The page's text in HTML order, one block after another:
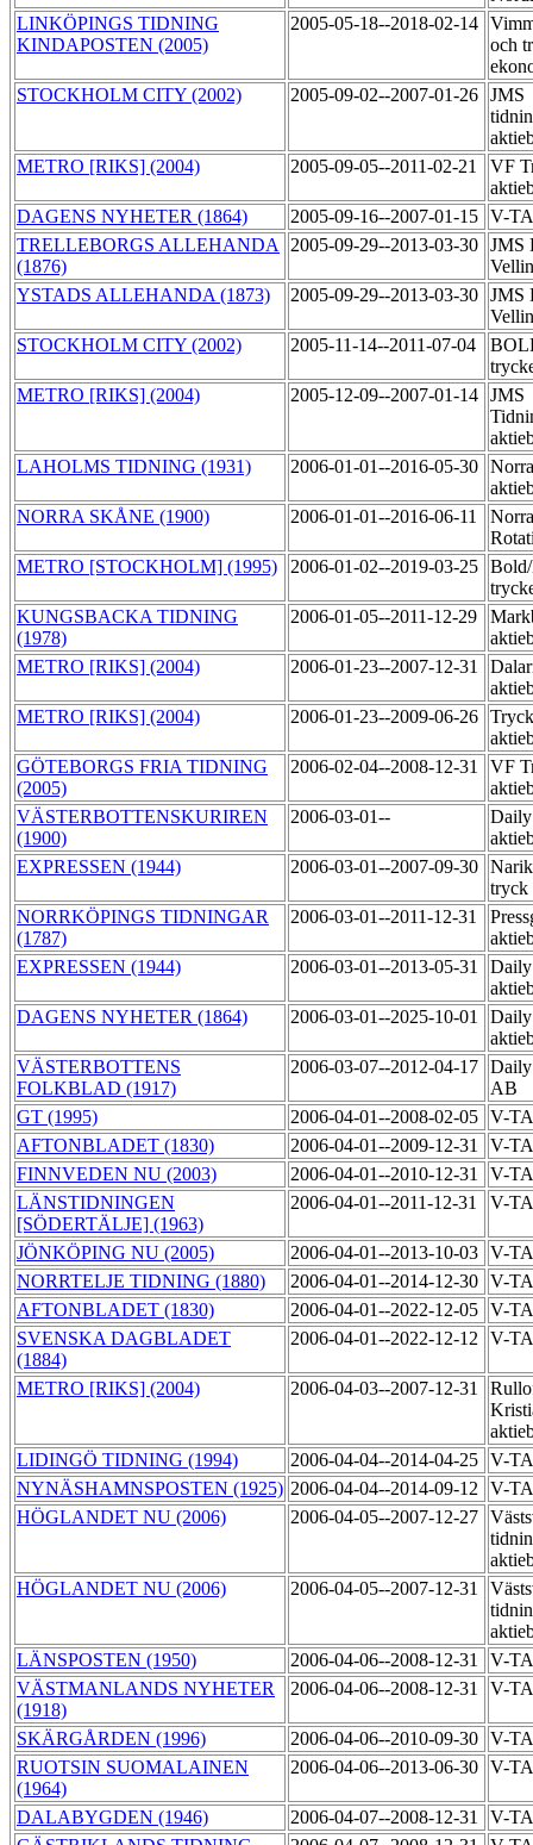
LINKÖPINGS TIDNING
KINDAPOSTEN (2005)
2005-05-18--2018-02-14
och
STOCKHOLM CITY (2002)
2005-09-02--2007-01-26 JMS
METRO [RIKS] (2004)
2005-09-05--2011-02-21
VF
DAGENS NYHETER (1864)
2005-09-16--2007-01-15 V-
TRELLEBORGS ALLEHANDA
(1876)
2005-09-29--2013-03-30 JMS
YSTADS ALLEHANDA (1873)
2005-09-29--2013-03-30 JMS
STOCKHOLM CITY (2002)
2005-11-14--2011-07-04
METRO [RIKS] (2004)
2005-12-09--2007-01-14 JMS
LAHOLMS TIDNING (1931)
2006-01-01--2016-05-30
NORRA SKÅNE (1900)
2006-01-01--2016-06-11
METRO [STOCKHOLM] (1995)
2006-01-02--2019-03-25
KUNGSBACKA TIDNING
(1978)
2006-01-05--2011-12-29
METRO [RIKS] (2004)
2006-01-23--2007-12-31
METRO [RIKS] (2004)
2006-01-23--2009-06-26
GÖTEBORGS FRIA TIDNING
(2005)
2006-02-04--2008-12-31
VF
VÄSTERBOTTENSKURIREN
(1900)
2006-03-01--
EXPRESSEN (1944)
2006-03-01--2007-09-30
tryck
NORRKÖPINGS TIDNINGAR
(1787)
2006-03-01--2011-12-31
EXPRESSEN (1944)
2006-03-01--2013-05-31
DAGENS NYHETER (1864)
2006-03-01--2025-10-01
VÄSTERBOTTENS
FOLKBLAD (1917)
2006-03-07--2012-04-17
AB
GT (1995)
2006-04-01--2008-02-05 V-
AFTONBLADET (1830)
2006-04-01--2009-12-31
V-
FINNVEDEN NU (2003)
2006-04-01--2010-12-31
V-
LÄNSTIDNINGEN
[SÖDERTÄLJE] (1963)
2006-04-01--2011-12-31 V-
JÖNKÖPING NU (2005) 2006-04-01--2013-10-03 V-
NORRTELJE TIDNING (1880)
2006-04-01--2014-12-30 V-
AFTONBLADET (1830)
2006-04-01--2022-12-05 V-
SVENSKA DAGBLADET
(1884)
2006-04-01--2022-12-12 V-
METRO [RIKS] (2004) 2006-04-03--2007-12-31
LIDINGÖ TIDNING (1994)
2006-04-04--2014-04-25 V-
NYNÄSHAMNSPOSTEN (1925) 2006-04-04--2014-09-12
V-
HÖGLANDET NU (2006)
2006-04-05--2007-12-27
HÖGLANDET NU (2006)
2006-04-05--2007-12-31
LÄNSPOSTEN (1950)
2006-04-06--2008-12-31
V-
VÄSTMANLANDS NYHETER
(1918)
2006-04-06--2008-12-31 V-
SKÄRGÅRDEN (1996) 2006-04-06--2010-09-30 V-
RUOTSIN SUOMALAINEN
(1964)
2006-04-06--2013-06-30 V-
DALABYGDEN (1946) 2006-04-07--2008-12-31
V-